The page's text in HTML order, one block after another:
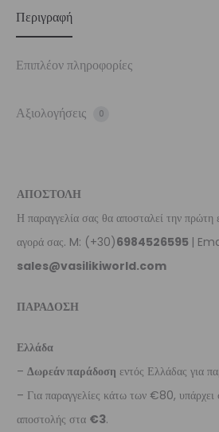
Περιγραφή
Επιπλέον πληροφορίες
Αξιολογήσεις 0
ΑΠΟΣΤΟΛΗ
Η παραγγελία σας θα αποσταλεί την πρώτη
αγορά σας. M: (+30)6984526595 |
sales@vasilikiworld.com
ΠΑΡΑΔΟΣΗ
Ελλάδα
– Δωρεάν παράδοση εντός Ελλάδας για
– Για παραγγελίες κάτω των €80,
αποστολής στα €3.